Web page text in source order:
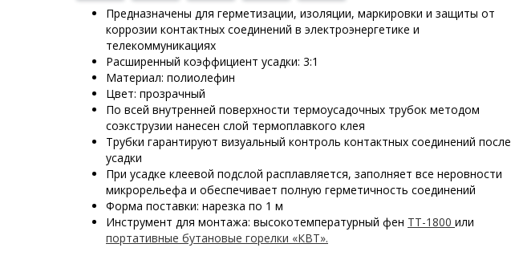
Предназначены для герметизации, изоляции, маркировки и защиты от
коррозии контактных соединений в электроэнергетике и
телекоммуникациях
Расширенный коэффициент усадки: 3:1
Материал: полиолефин
Цвет: прозрачный
По всей внутренней поверхности термоусадочных трубок методом
соэкструзии нанесен слой термоплавкого клея
Трубки гарантируют визуальный контроль контактных соединений после
усадки
При усадке клеевой подслой расплавляется, заполняет все неровности
микрорельефа и обеспечивает полную герметичность соединений
Форма поставки: нарезка по 1 м
Инструмент для монтажа: высокотемпературный фен ТТ-1800 или
портативные бутановые горелки «КВТ».